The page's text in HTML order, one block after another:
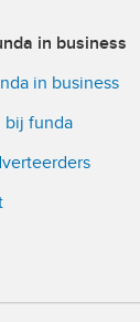
in business
in business
bij funda